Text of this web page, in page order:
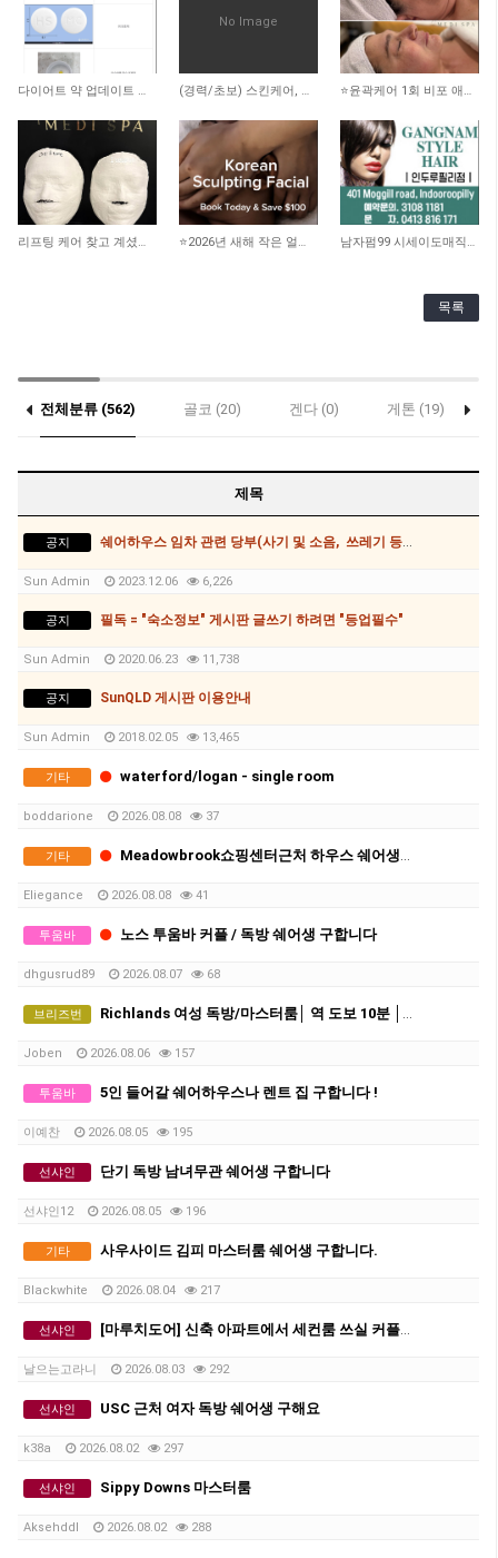
1,558 다이어트 약 업데이트 됐어요
No Image
1,898 (경력/초보) 스킨케어, 리메디얼 테라피스트 -스폰비자가능 2,412 ⭐️윤곽케어 1회 비포 애프터 사진 ⭐️
2,352 리프팅 케어 찾고 계셨나요? 더블로 HIFU 2,146 ⭐️2026년 새해 작은 얼굴 되기 프로젝트!! 100불 할인!! 2,900 남자펌99 시세이도매직199 인두루필리
목록
전체분류 (562) 골코 (20) 겐다 (0) 게톤 (19)
제목
공지 쉐어하우스 임차 관련 당부(사기 및 소음, 쓰레기 등)사항
Sun Admin 2023.12.06 6,226
공지 필독 = "숙소정보" 게시판 글쓰기 하려면 "등업필수"
Sun Admin 2020.06.23 11,738
공지 SunQLD 게시판 이용안내
Sun Admin 2018.02.05 13,465
기타 waterford/logan - single room
boddarione 2026.08.08 37
기타 Meadowbrook쇼핑센터근처 하우스 쉐어생 두분구합니다:)
Eliegance 2026.08.08 41
투움바 노스 투움바 커플 / 독방 쉐어생 구합니다
dhgusrud89 2026.08.07 68
브리즈번 Richlands 여성 독방/마스터룸│ 역 도보 10분 │ 에어컨 │ 모든 빌 포함 │ 단기-약3개월 거주 가능
Joben 2026.08.06 157
투움바 5인 들어갈 쉐어하우스나 렌트 집 구합니다 !
이예찬 2026.08.05 195
선샤인 단기 독방 남녀무관 쉐어생 구합니다
선샤인12 2026.08.05 196
기타 사우사이드 김피 마스터룸 쉐어생 구합니다.
Blackwhite 2026.08.04 217
선샤인 [마루치도어] 신축 아파트에서 세컨룸 쓰실 커플 혹은 2인 쉐어 구합니다. 플라자 도보 5분거리.
날으는고라니 2026.08.03 292
선샤인 USC 근처 여자 독방 쉐어생 구해요
k38a 2026.08.02 297
선샤인 Sippy Downs 마스터룸
Aksehddl 2026.08.02 288